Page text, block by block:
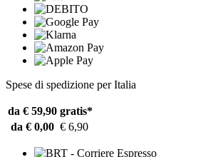
Spese di spedizione per Italia
da € 59,90 gratis*
da € 0,00 € 6,90